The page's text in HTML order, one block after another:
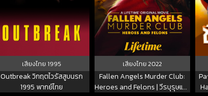
เสียงไทย 1995
Outbreak วิกฤตไวรัสสูบนรก
1995 พากย์ไทย
เสียงไทย 2022
Fallen Angels Murder Club:
Heroes and Felons | วีรบุรุษและ